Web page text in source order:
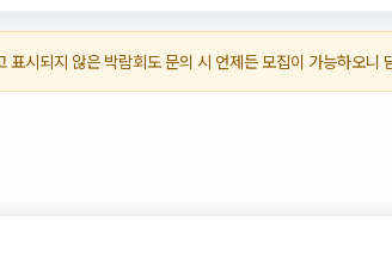
표시되지 않은 박람회도 문의 시 언제든 모집이 가능하오니